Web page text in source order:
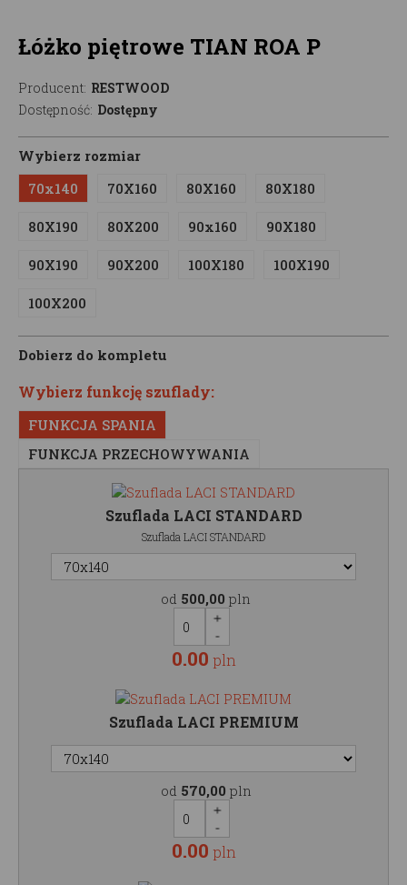
Łóżko piętrowe TIAN ROA P
Producent: RESTWOOD
Dostępność: Dostępny
Wybierz rozmiar
70x140
70X160 80X160 80X180
80X190 80X200 90x160 90X180
90X190 90X200 100X180 100X190
100X200
Dobierz do kompletu
Wybierz funkcję szuflady:
FUNKCJA SPANIA
FUNKCJA PRZECHOWYWANIA
Szuflada LACI STANDARD
Szuflada LACI STANDARD
od 500,00 pln
0.00 pln
Szuflada LACI PREMIUM
od 570,00 pln
0.00 pln